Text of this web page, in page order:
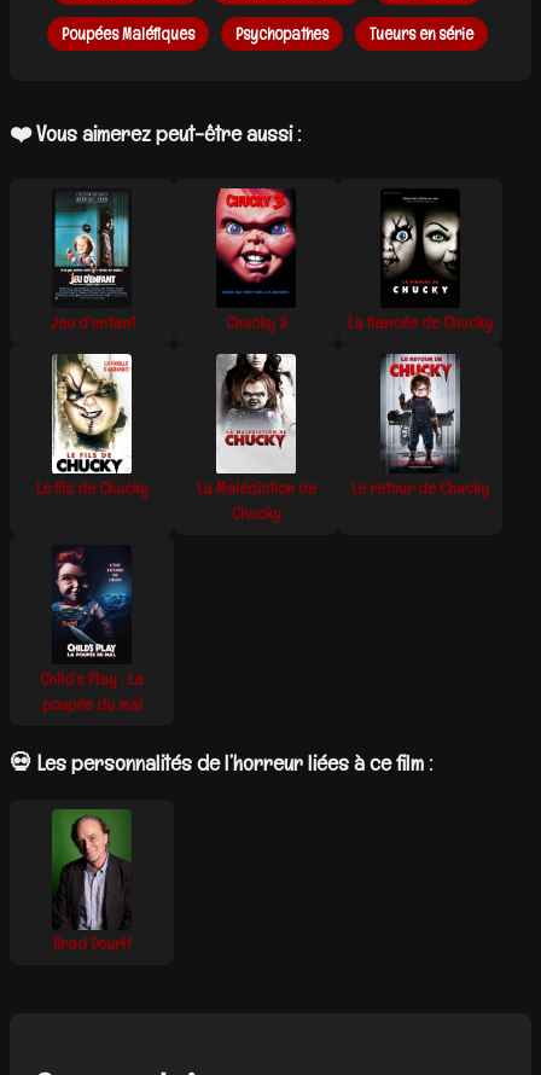
Poupées Maléfiques Psychopathes Tueurs en série
❤️ Vous aimerez peut-être aussi :
Jeu d’enfant Chucky 3 La fiancée de Chucky
Le fils de Chucky
La Malédiction de
Chucky
Le retour de Chucky
Child’s Play : La
poupée du mal
💀 Les personnalités de l’horreur liées à ce film :
Brad Dourif